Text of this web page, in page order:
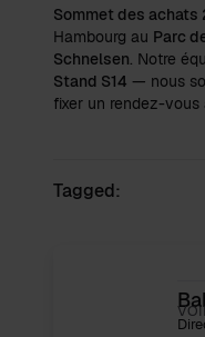
Sommet des achats
Hambourg au Parc
Schnelsen. Notre
Stand S14 — nous
fixer un rendez-
Tagged: